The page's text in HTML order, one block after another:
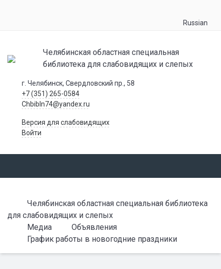
Russian
Челябинская областная специальная
библиотека для слабовидящих и слепых
г. Челябинск, Свердловский пр., 58
+7 (351) 265-0584
Chbibln74@yandex.ru
Версия для слабовидящих
Войти
Челябинская областная специальная библиотека
для слабовидящих и слепых
Медиа
Объявления
График работы в новогодние праздники